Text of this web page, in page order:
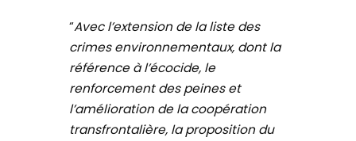
“Avec l’extension de la liste des
crimes environnementaux, dont la
référence à l’écocide, le
renforcement des peines et
l’amélioration de la coopération
transfrontalière, la proposition du